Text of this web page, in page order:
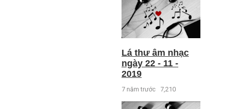
Lá thư âm nhạc
ngày 22 - 11 -
2019
7 năm trước 7,210